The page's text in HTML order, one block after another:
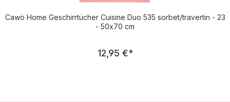
Cawö Home Geschirrtücher Cuisine Duo 535 sorbet/travertin - 23
- 50x70 cm
Regulärer Preis:
12,95 €*